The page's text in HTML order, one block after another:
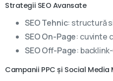
Strategii SEO Avansate
SEO Tehnic: structură
SEO On-Page: cuvinte
SEO Off-Page:
Campanii PPC și Social Media